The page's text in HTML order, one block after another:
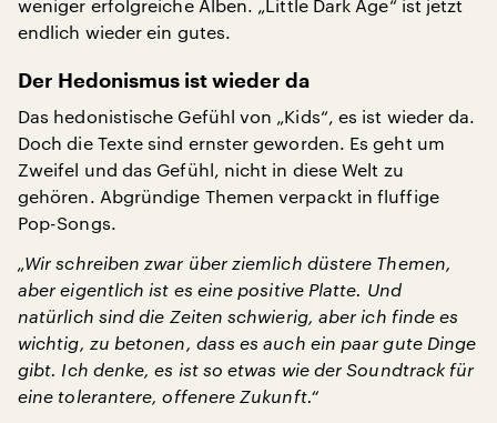
weniger erfolgreiche Alben. „Little Dark Age“ ist jetzt
endlich wieder ein gutes.
Der Hedonismus ist wieder da
Das hedonistische Gefühl von „Kids“, es ist wieder da.
Doch die Texte sind ernster geworden. Es geht um
Zweifel und das Gefühl, nicht in diese Welt zu
gehören. Abgründige Themen verpackt in fluffige
Pop-Songs.
„Wir schreiben zwar über ziemlich düstere Themen,
aber eigentlich ist es eine positive Platte. Und
natürlich sind die Zeiten schwierig, aber ich finde es
wichtig, zu betonen, dass es auch ein paar gute Dinge
gibt. Ich denke, es ist so etwas wie der Soundtrack für
eine tolerantere, offenere Zukunft.“